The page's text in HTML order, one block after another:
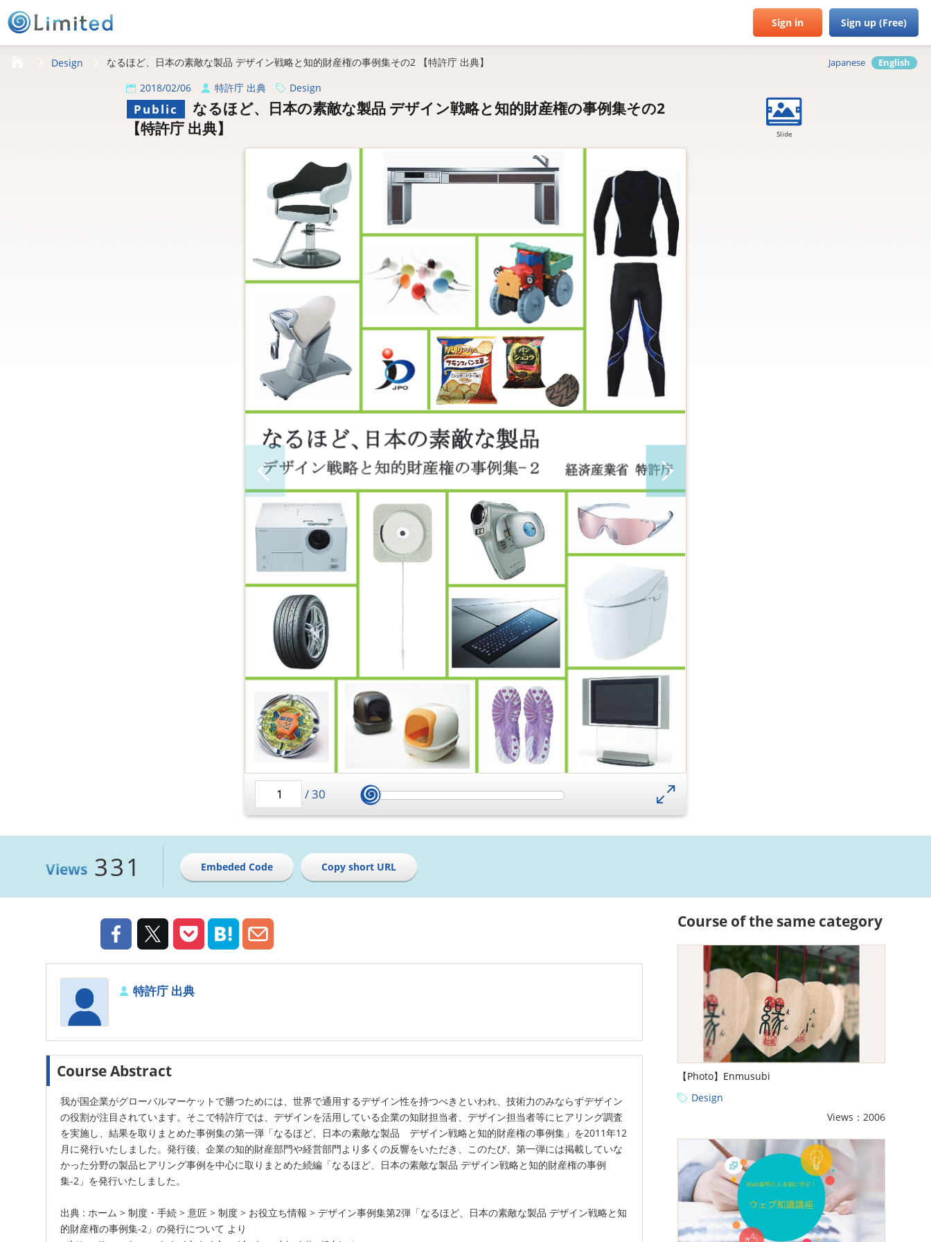
Sign in Sign up (Free)
HOMEDesign なるほど、日本の素敵な製品 デザイン戦略と知的財産権の事例集その2 【特許庁 出典】 Japanese English
2018/02/06 特許庁 出典 Design
Public
なるほど、日本の素敵な製品 デザイン戦略と知的財産権の事例集その2
【特許庁 出典】
Slide
/30
Views 331 Embeded Code Copy short URL
特許庁 出典
Course Abstract
我が国企業がグローバルマーケットで勝つためには、世界で通用するデザイン性を持つべきといわれ、技術力のみならずデザイン
の役割が注目されています。そこで特許庁では、デザインを活用している企業の知財担当者、デザイン担当者等にヒアリング調査
を実施し、結果を取りまとめた事例集の第一弾「なるほど、日本の素敵な製品 デザイン戦略と知的財産権の事例集」を2011年12
月に発行いたしました。発行後、企業の知的財産部門や経営部門より多くの反響をいただき、このたび、第一弾には掲載していな
かった分野の製品ヒアリング事例を中心に取りまとめた続編「なるほど、日本の素敵な製品 デザイン戦略と知的財産権の事例
集-2」を発行いたしました。
出典 : ホーム > 制度・手続 > 意匠 > 制度 > お役立ち情報 > デザイン事例集第2弾「なるほど、日本の素敵な製品 デザイン戦略と知
的財産権の事例集-2」の発行について より
Course of the same category
【Photo】Enmusubi
Design
Views：2006